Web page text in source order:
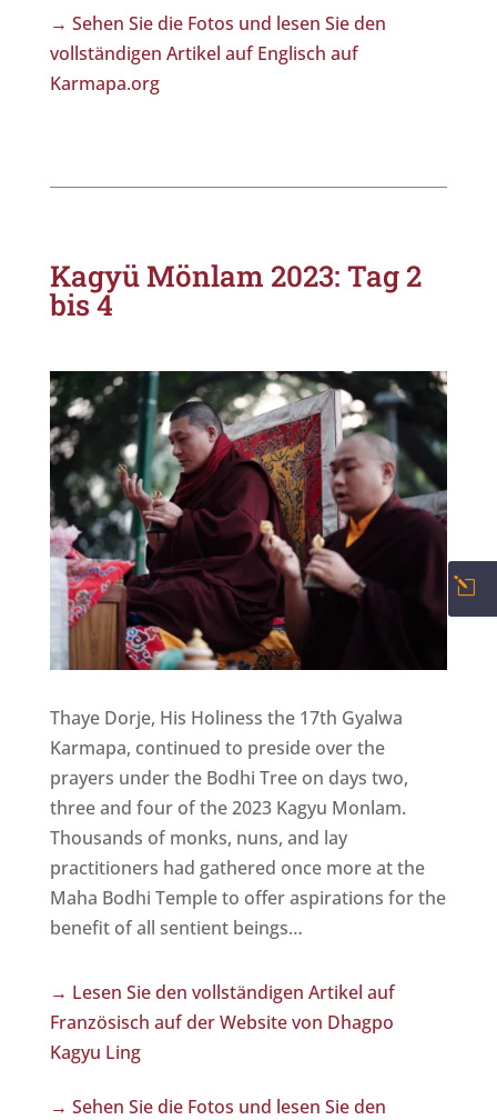
→ Sehen Sie die Fotos und lesen Sie den
vollständigen Artikel auf Englisch auf
Karmapa.org
Kagyü Mönlam 2023: Tag 2
bis 4
Thaye Dorje, His Holiness the 17th Gyalwa
Karmapa, continued to preside over the
prayers under the Bodhi Tree on days two,
three and four of the 2023 Kagyu Monlam.
Thousands of monks, nuns, and lay
practitioners had gathered once more at the
Maha Bodhi Temple to offer aspirations for the
benefit of all sentient beings…
→ Lesen Sie den vollständigen Artikel auf
Französisch auf der Website von Dhagpo
Kagyu Ling
→ Sehen Sie die Fotos und lesen Sie den
l